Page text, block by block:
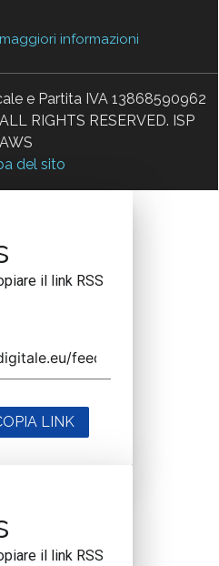
informazioni
e Partita IVA 13868590962
RIGHTS RESERVED. ISP
AWS
del sito
il link RSS
LINK
il link RSS